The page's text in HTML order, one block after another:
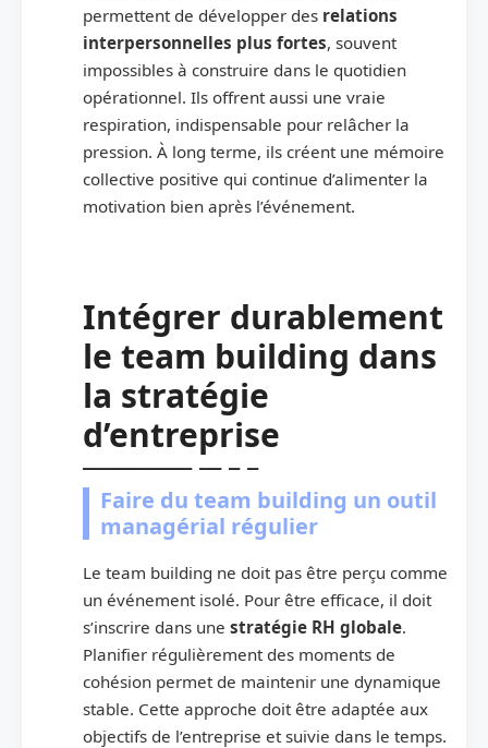
permettent de développer des relations
interpersonnelles plus fortes, souvent
impossibles à construire dans le quotidien
opérationnel. Ils offrent aussi une vraie
respiration, indispensable pour relâcher la
pression. À long terme, ils créent une mémoire
collective positive qui continue d’alimenter la
motivation bien après l’événement.
Intégrer durablement
le team building dans
la stratégie
d’entreprise
Faire du team building un outil
managérial régulier
Le team building ne doit pas être perçu comme
un événement isolé. Pour être efficace, il doit
s’inscrire dans une stratégie RH globale.
Planifier régulièrement des moments de
cohésion permet de maintenir une dynamique
stable. Cette approche doit être adaptée aux
objectifs de l’entreprise et suivie dans le temps.